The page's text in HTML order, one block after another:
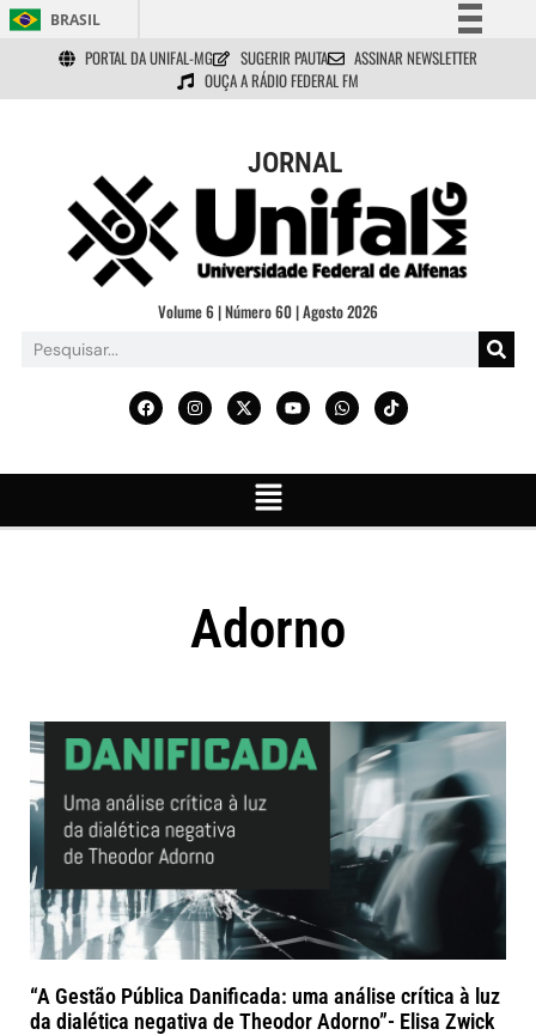
BRASIL
Simplifique!
Comunica BR
Acesso à informação
Legislação
Canais
PORTAL DA UNIFAL-MG SUGERIR PAUTA
ASSINAR NEWSLETTER
OUÇA A RÁDIO FEDERAL FM
JORNAL
Volume 6 | Número 60 | Agosto 2026
Adorno
“A Gestão Pública Danificada: uma análise crítica à luz
da dialética negativa de Theodor Adorno”- Elisa Zwick